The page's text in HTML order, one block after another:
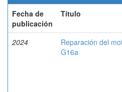
Fecha de
publicación
Título
2024
Reparación del
G16a